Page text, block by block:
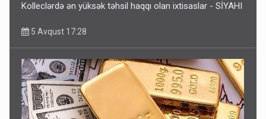
Kolleclərdə ən yüksək təhsil haqqı olan ixtisaslar - SİYAHI
5 Avqust 17:28